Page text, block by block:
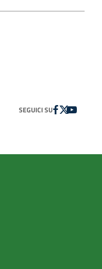
SEGUICI SUFACEBOOK
TWITTER
YOUTUBE